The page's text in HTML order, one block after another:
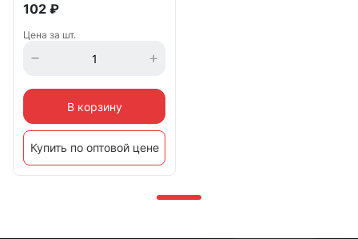
102 ₽
Цена за шт.
В корзину
Купить по оптовой цене